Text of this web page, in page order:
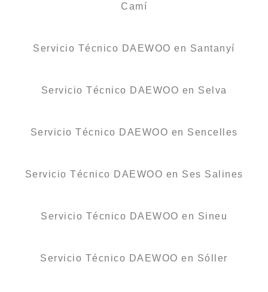
Camí
Servicio Técnico DAEWOO en Santanyí
Servicio Técnico DAEWOO en Selva
Servicio Técnico DAEWOO en Sencelles
Servicio Técnico DAEWOO en Ses Salines
Servicio Técnico DAEWOO en Sineu
Servicio Técnico DAEWOO en Sóller